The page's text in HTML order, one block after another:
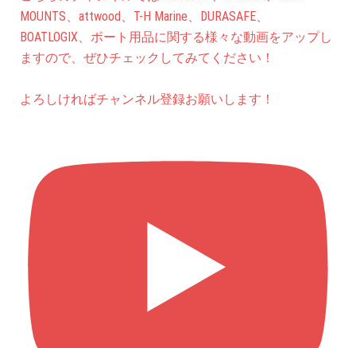
MOUNTS、attwood、T-H Marine、DURASAFE、
BOATLOGIX、ボート用品に関する様々な動画をアップし
ますので、ぜひチェックしてみてください！
よろしければチャンネル登録お願いします！